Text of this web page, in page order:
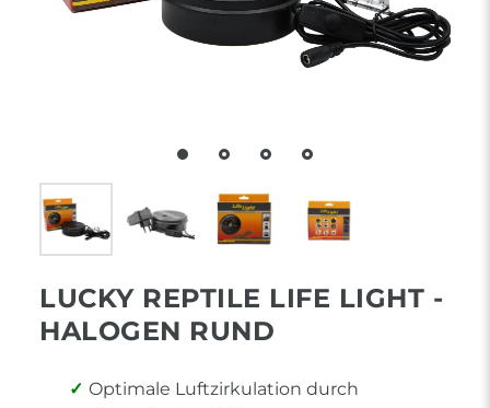
LUCKY REPTILE LIFE LIGHT -
HALOGEN RUND
Optimale Luftzirkulation durch